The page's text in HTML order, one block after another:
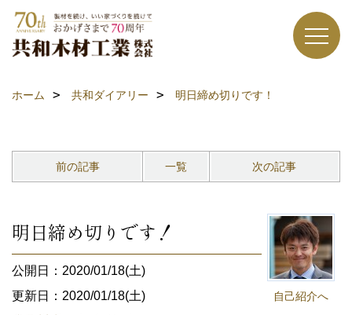
ホーム 共和ダイアリー 明日締め切りです！
前の記事 一覧 次の記事
自己紹介へ
明日締め切りです！
公開日：2020/01/18(土)
更新日：2020/01/18(土)